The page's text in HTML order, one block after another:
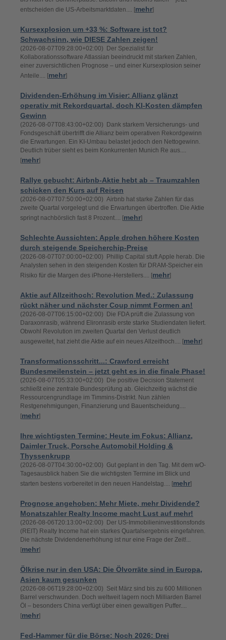
entscheiden die US-Arbeitsmarktdaten.... [mehr]
Kursexplosion um +33 %: Software ist tot?
Schwachsinn, wie DIESE Zahlen zeigen!
(2026-08-07T09:28:00+02:00) Der Spezialist für
Kollaborationssoftware Atlassian beeindruckt mit starken Zahlen,
einer zuversichtlichen Prognose – und einer Kursexplosion seiner
Anteile.... [mehr]
Dividenden-Erhöhung im Visier: Allianz glänzt
operativ mit Rekordquartal, doch KI-Kosten dämpfen
Gewinn
(2026-08-07T08:43:00+02:00) Dank starkem Versicherungs- und
Fondsgeschäft übertrifft die Allianz beim operativen Rekordgewinn
die Erwartungen. Ein KI-Umbau belastet jedoch den Nettogewinn.
Deutlich trüber sieht es beim Konkurrenten Munich Re aus....
[mehr]
Rallye gebucht: Airbnb-Aktie hebt ab – Traumzahlen
schicken den Kurs auf Reisen
(2026-08-07T07:50:00+02:00) Airbnb hat starke Zahlen für das
zweite Quartal vorgelegt und die Erwartungen übertroffen. Die Aktie
springt nachbörslich fast 8 Prozent.... [mehr]
Schlechte Aussichten: Apple drohen höhere Kosten
durch steigende Speicherchip-Preise
(2026-08-07T07:00:00+02:00) Phillip Capital stuft Apple herab. Die
Analysten sehen in den steigenden Kosten für DRAM-Speicher ein
Risiko für die Margen des iPhone-Herstellers.... [mehr]
Aktie auf Allzeithoch: Revolution Med.: Zulassung
rückt näher und nächster Coup nimmt Formen an!
(2026-08-07T06:15:00+02:00) Die FDA prüft die Zulassung von
Daraxonrasib, während Elironrasib erste starke Studiendaten liefert.
Obwohl Revolution im zweiten Quartal den Verlust deutlich
ausgeweitet, hat zieht die Aktie auf ein neues Allzeithoch.... [mehr]
Transformationsschritt...: Crawford erreicht
Bundesmeilenstein – jetzt geht es in die finale Phase!
(2026-08-07T05:33:00+02:00) Die positive Decision Statement
schließt eine zentrale Bundesprüfung ab. Gleichzeitig wächst die
Ressourcengrundlage im Timmins-Distrikt. Nun zählen
Restgenehmigungen, Finanzierung und Bauentscheidung....
[mehr]
Ihre wichtigsten Termine: Heute im Fokus: Allianz,
Daimler Truck, Porsche Automobil Holding &
Thyssenkrupp
(2026-08-07T04:30:00+02:00) Gut geplant in den Tag. Mit dem wO-
Tagesausblick haben Sie die wichtigsten Termine im Blick und
starten bestens vorbereitet in den neuen Handelstag.... [mehr]
Prognose angehoben: Mehr Miete, mehr Dividende?
Monatszahler Realty Income macht Lust auf mehr!
(2026-08-06T20:13:00+02:00) Der US-Immobilieninvestitionsfonds
(REIT) Realty Income hat ein starkes Quartalsergebnis eingefahren.
Die nächste Dividendenerhöhung ist nur eine Frage der Zeit!...
[mehr]
Ölkrise nur in den USA: Die Ölvorräte sind in Europa,
Asien kaum gesunken
(2026-08-06T19:28:00+02:00) Seit März sind bis zu 600 Millionen
Barrel verschwunden. Doch weltweit lagern noch Milliarden Barrel
Öl – besonders China verfügt über einen gewaltigen Puffer....
[mehr]
Fed-Hammer für die Börse: Noch 2026: Drei